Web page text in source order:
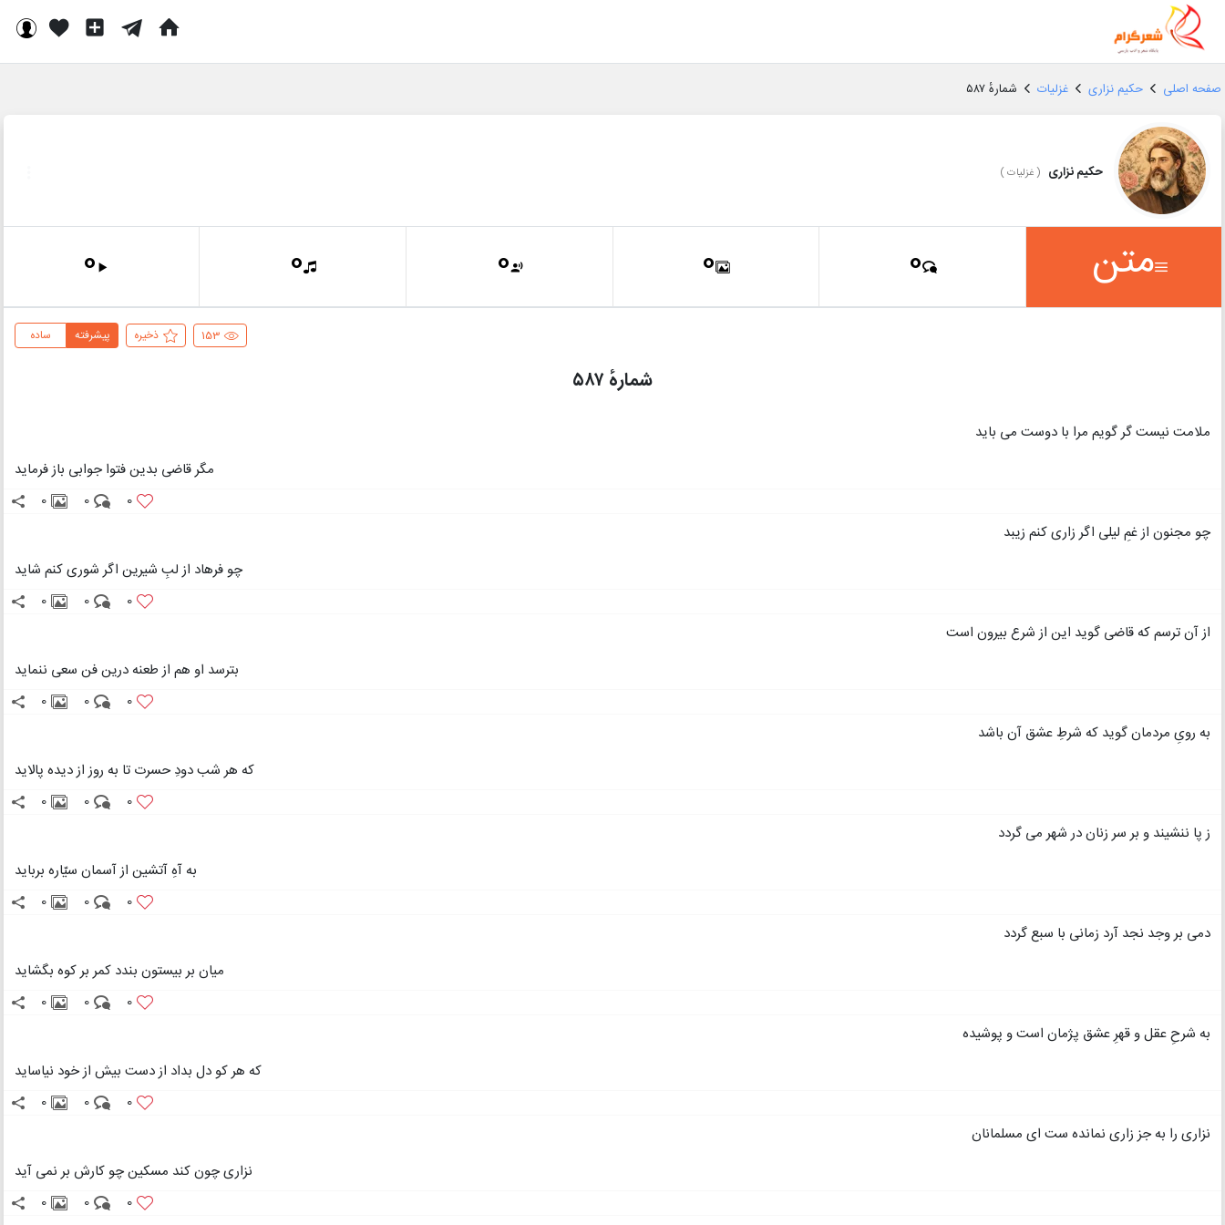
صفحه اصلی حکیم نزاری غزلیات شمارهٔ ۵۸۷
حکیم نزاری (غزلیات)
متن 0
0
0
0
0
153 ذخیره ساده پیشرفته
شمارهٔ ۵۸۷
ملامت نیست گر گویم مرا با دوست می باید
مگر قاضی بدین فتوا جوابی باز فرماید
0
0
0
چو مجنون از غمِ لیلی اگر زاری کنم زیبد
چو فرهاد از لبِ شیرین اگر شوری کنم شاید
0
0
0
از آن ترسم که قاضی گوید این از شرع بیرون است
بترسد او هم از طعنه درین فن سعی ننماید
0
0
0
به رویِ مردمان گوید که شرطِ عشق آن باشد
که هر شب دودِ حسرت تا به روز از دیده پالاید
0
0
0
ز پا ننشیند و بر سر زنان در شهر می گردد
به آهِ آتشین از آسمان سیّاره برباید
0
0
0
دمی بر وجد نجد آرد زمانی با سبع گردد
میان بر بیستون بندد کمر بر کوه بگشاید
0
0
0
به شرحِ عقل و قهرِ عشق پژمان است و پوشیده
که هر کو دل بداد از دست بیش از خود نیاساید
0
0
0
نزاری را به جز زاری نمانده ست ای مسلمانان
نزاری چون کند مسکین چو کارش بر نمی آید
0
0
0